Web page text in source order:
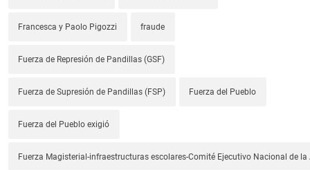
Francesca y Paolo Pigozzi fraude
Fuerza de Represión de Pandillas (GSF)
Fuerza de Supresión de Pandillas (FSP) Fuerza del Pueblo
Fuerza del Pueblo exigió
Fuerza Magisterial-infraestructuras escolares-Comité Ejecutivo Nacional de la